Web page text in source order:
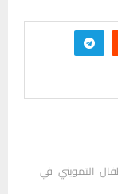
التمويني في